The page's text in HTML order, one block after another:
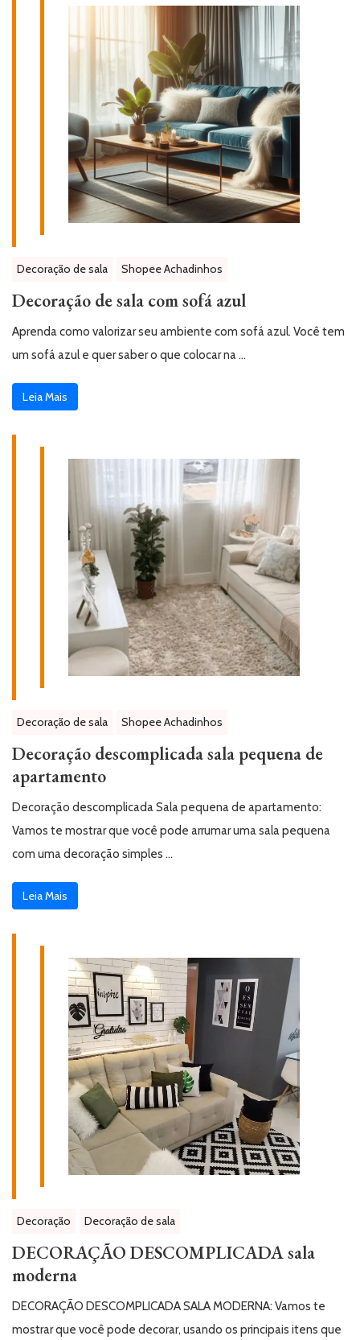
Decoração de sala Shopee Achadinhos
Decoração de sala com sofá azul
Aprenda como valorizar seu ambiente com sofá azul. Você tem
um sofá azul e quer saber o que colocar na …
Leia Mais
Decoração de sala Shopee Achadinhos
Decoração descomplicada sala pequena de
apartamento
Decoração descomplicada Sala pequena de apartamento:
Vamos te mostrar que você pode arrumar uma sala pequena
com uma decoração simples …
Leia Mais
Decoração Decoração de sala
DECORAÇÃO DESCOMPLICADA sala
moderna
DECORAÇÃO DESCOMPLICADA SALA MODERNA: Vamos te
mostrar que você pode decorar, usando os principais itens que